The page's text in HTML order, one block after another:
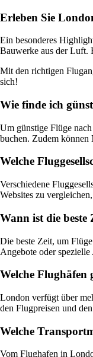
Erleben Sie
Ein besonderes
Bauwerke aus der Luft.
Mit den richtigen
sich!
Wie finde ich
Um günstige Flüge
buchen. Zudem können
Welche
Verschiedene
Websites zu
Wann ist die
Die beste Zeit, um
Angebote oder
Welche Flughäfen
London verfügt über
den Flugpreisen und
Welche
Vom Flughafen in